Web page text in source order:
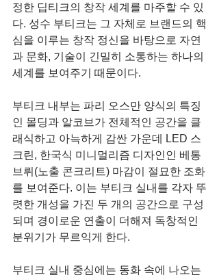
정한 딥티크의 창작 세계를 마주할 수 있
다. 성수 부티크는 그 자체로 브랜드의 핵
심을 이루는 창작 정신을 바탕으로 자연
과 문화, 기술이 긴밀히 소통하는 하나의
세계를 보여주기 때문이다.
부티크 내부는 파리 오스만 양식의 특징
인 몰딩과 알코브가 전체적인 공간을 클
래식하고 아늑하게 감싼 가운데 LED 스
크린, 한국식 미니멀리즘 디자인인 베통
브뤼(노출 콘크리트) 마감이 절묘한 조화
를 보여준다. 이는 부티크 실내를 각자 뚜
렷한 개성을 가진 두 개의 공간으로 구성
되며 경이로운 연출이 더해져 독창적인
분위기가 무르익게 한다.
부티크 실내 중심에는 동화 속에 나오는